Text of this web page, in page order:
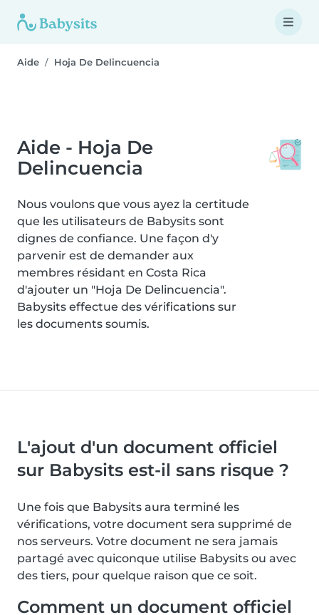
Aide Hoja De Delincuencia
Aide - Hoja De
Delincuencia
Nous voulons que vous ayez la certitude
que les utilisateurs de Babysits sont
dignes de confiance. Une façon d'y
parvenir est de demander aux
membres résidant en Costa Rica
d'ajouter un "Hoja De Delincuencia".
Babysits effectue des vérifications sur
les documents soumis.
L'ajout d'un document officiel
sur Babysits est-il sans risque ?
Une fois que Babysits aura terminé les
vérifications, votre document sera supprimé de
nos serveurs. Votre document ne sera jamais
partagé avec quiconque utilise Babysits ou avec
des tiers, pour quelque raison que ce soit.
Comment un document officiel